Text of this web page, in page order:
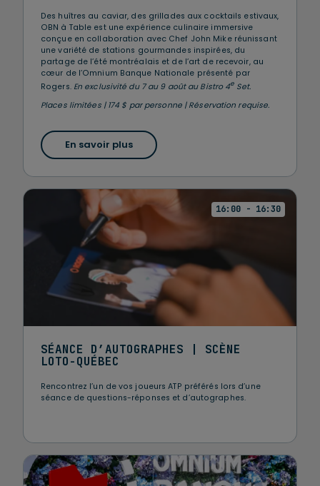
Des huîtres au caviar, des grillades aux cocktails estivaux,
OBN à Table est une expérience culinaire immersive
conçue en collaboration avec Chef John Mike réunissant
une variété de stations gourmandes inspirées, du
partage de l’été montréalais et de l’art de recevoir, au
cœur de l’Omnium Banque Nationale présenté par
Rogers. En exclusivité du 7 au 9 août au Bistro 4e Set.
Places limitées | 174 $ par personne | Réservation requise.
En savoir plus
16:00 - 16:30
SÉANCE D’AUTOGRAPHES | SCÈNE
LOTO-QUÉBEC
Rencontrez l’un de vos joueurs ATP préférés lors d’une
séance de questions-réponses et d’autographes.